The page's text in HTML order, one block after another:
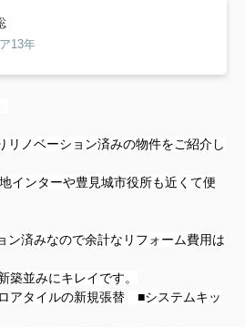
13年
リノベーション済みの物件をご紹介し
インターや豊見城市役所も近くて便
ン済みなので余計なリフォーム費用は
築並みにキレイです。
アタイルの新規張替 ■システムキッ